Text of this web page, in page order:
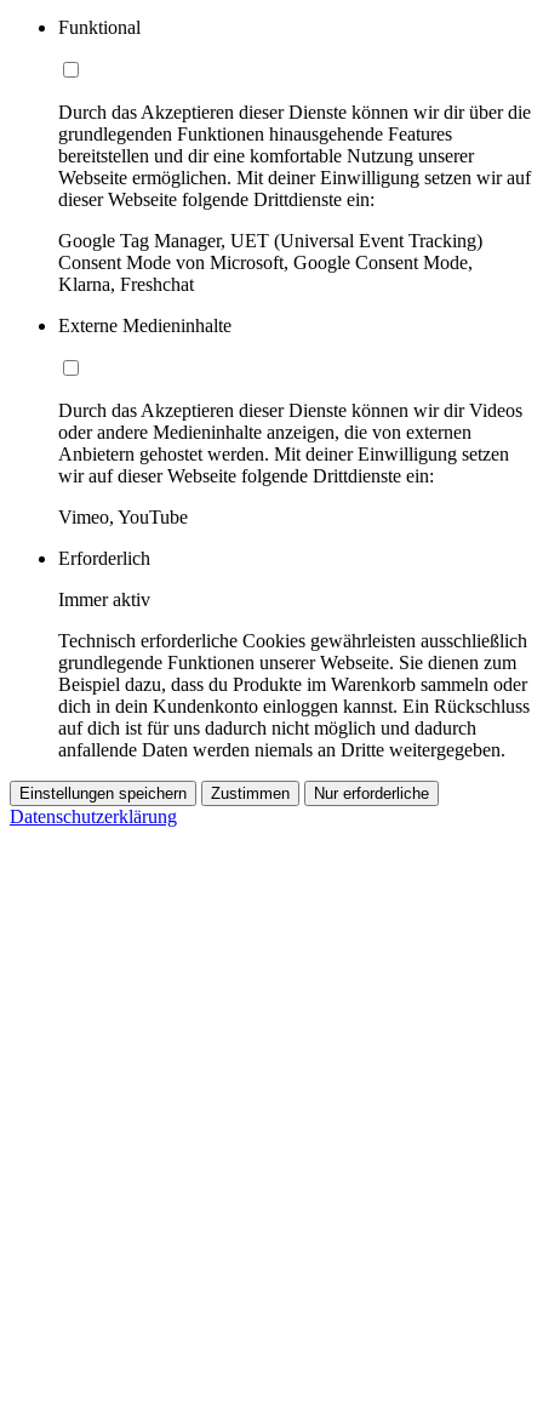
Funktional
Durch das Akzeptieren dieser Dienste können wir dir über die
grundlegenden Funktionen hinausgehende Features
bereitstellen und dir eine komfortable Nutzung unserer
Webseite ermöglichen. Mit deiner Einwilligung setzen wir auf
dieser Webseite folgende Drittdienste ein:
Google Tag Manager, UET (Universal Event Tracking)
Consent Mode von Microsoft, Google Consent Mode,
Klarna, Freshchat
Externe Medieninhalte
Durch das Akzeptieren dieser Dienste können wir dir Videos
oder andere Medieninhalte anzeigen, die von externen
Anbietern gehostet werden. Mit deiner Einwilligung setzen
wir auf dieser Webseite folgende Drittdienste ein:
Vimeo, YouTube
Erforderlich
Immer aktiv
Technisch erforderliche Cookies gewährleisten ausschließlich
grundlegende Funktionen unserer Webseite. Sie dienen zum
Beispiel dazu, dass du Produkte im Warenkorb sammeln oder
dich in dein Kundenkonto einloggen kannst. Ein Rückschluss
auf dich ist für uns dadurch nicht möglich und dadurch
anfallende Daten werden niemals an Dritte weitergegeben.
Einstellungen speichern Zustimmen Nur erforderliche
Datenschutzerklärung